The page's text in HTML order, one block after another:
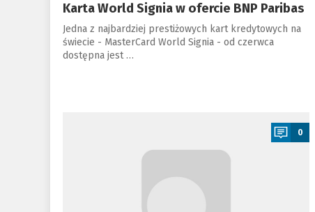
Karta World Signia w ofercie BNP Paribas
Jedna z najbardziej prestiżowych kart kredytowych na
świecie - MasterCard World Signia - od czerwca
dostępna jest …
0